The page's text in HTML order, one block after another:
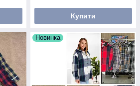
Купити
Новинка